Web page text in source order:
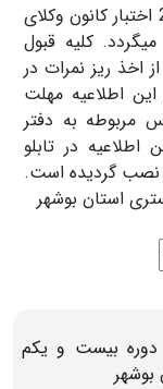
بدینوسیله اسامی قبول شدگان آزمون دوره 21 اختبار کانون وکلای
کلیه قبول
ریز نمرات در
انتشار این اطلاعیه مهلت
مربوطه به دفتر
در تابلو
نصب گردیده است.
استان بوشهر
دوره بیست و یکم
بوشهر